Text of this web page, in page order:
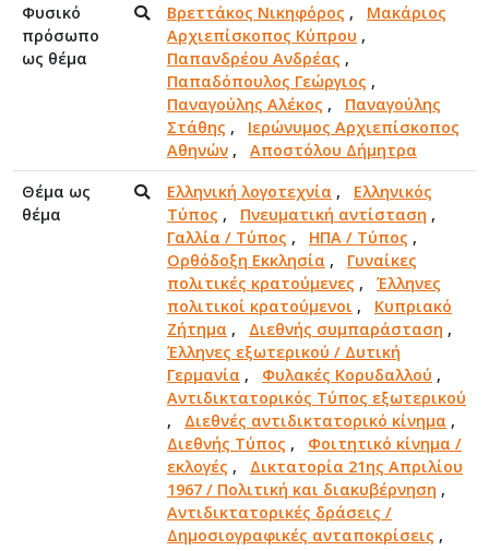
Φυσικό
πρόσωπο
ως θέμα
Βρεττάκος Νικηφόρος , Μακάριος
Αρχιεπίσκοπος Κύπρου ,
Παπανδρέου Ανδρέας ,
Παπαδόπουλος Γεώργιος ,
Παναγούλης Αλέκος , Παναγούλης
Στάθης , Ιερώνυμος Αρχιεπίσκοπος
Αθηνών , Αποστόλου Δήμητρα
Θέμα ως
θέμα
Ελληνική λογοτεχνία , Ελληνικός
Τύπος , Πνευματική αντίσταση ,
Γαλλία / Τύπος , ΗΠΑ / Τύπος ,
Ορθόδοξη Εκκλησία , Γυναίκες
πολιτικές κρατούμενες , Έλληνες
πολιτικοί κρατούμενοι , Κυπριακό
Ζήτημα , Διεθνής συμπαράσταση ,
Έλληνες εξωτερικού / Δυτική
Γερμανία , Φυλακές Κορυδαλλού ,
Αντιδικτατορικός Τύπος εξωτερικού
, Διεθνές αντιδικτατορικό κίνημα ,
Διεθνής Τύπος , Φοιτητικό κίνημα /
εκλογές , Δικτατορία 21ης Απριλίου
1967 / Πολιτική και διακυβέρνηση ,
Αντιδικτατορικές δράσεις /
Δημοσιογραφικές ανταποκρίσεις ,